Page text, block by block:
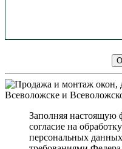
Заполняя настоящую
согласие на
персональных